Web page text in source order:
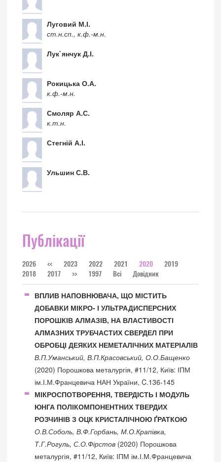
Луговий М.І.
ст.н.сп., к.ф.-м.н.
Лук`янчук Д.І.
Рокицька О.А.
к.ф.-м.н.
Смоляр А.С.
к.т.н.
Стегній А.І.
Ульшин С.В.
Публікації
2026 << 2023 2022 2021 2020
2019
2018
2017 >> 1997 Всі Довідник
ВПЛИВ НАПОВНЮВАЧА, ЩО МІСТИТЬ
ДОБАВКИ МІКРО- І УЛЬТРАДИСПЕРСНИХ
ПОРОШКІВ АЛМАЗІВ, НА ВЛАСТИВОСТІ
АЛМАЗНИХ ТРУБЧАСТИХ СВЕРДЕЛ ПРИ
ОБРОБЦІ ДЕЯКИХ НЕМЕТАЛІЧНИХ МАТЕРІАЛІВ
В.П.Уманський, В.П.Красовський, О.О.Бащенко
(2020) Порошкова металургія, #11/12, Київ: ІПМ
ім.І.М.Францевича НАН України, C.136-145
МІКРОСПОТВОРЕННЯ, ТВЕРДІСТЬ І МОДУЛЬ
ЮНГА ПОЛІКОМПОНЕНТНИХ ТВЕРДИХ
РОЗЧИНІВ З ОЦК КРИСТАЛІЧНОЮ ҐРАТКОЮ
О.В.Соболь, В.Ф.Горбань, М.О.Крапівка,
Т.Г.Рогуль, С.О.Фірстов (2020) Порошкова
металургія, #11/12, Київ: ІПМ ім.І.М.Францевича